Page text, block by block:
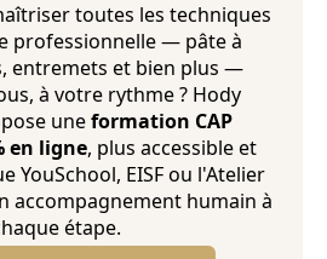
toutes les techniques
professionnelle — pâte à
entremets et bien plus —
à votre rythme ? Hody
uneformation CAP
en ligne, plus accessible et
YouSchool, EISF ou l'Atelier
accompagnement humain à
étape.